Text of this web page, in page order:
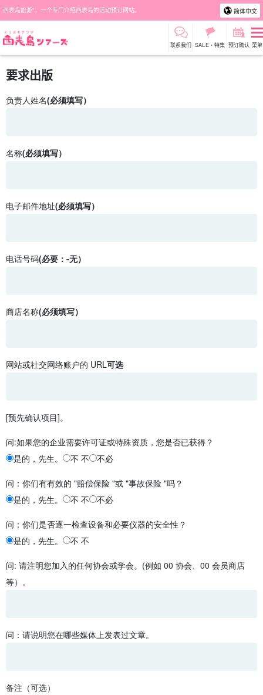
西表岛旅游"，一个专门介绍西表岛的活动预订网站。 简体中文
联系我们 SALE・特集 预订确认 菜单
要求出版
负责人姓名(必须填写）
名称(必须填写）
电子邮件地址(必须填写）
电话号码(必要：-无）
商店名称(必须填写）
网站或社交网络账户的 URL可选
[预先确认项目]。
问:如果您的企业需要许可证或特殊资质，您是否已获得？
是的，先生。
不 不 不必
问：你们有有效的 "赔偿保险 "或 "事故保险 "吗？
是的，先生。
不 不 不必
问：你们是否逐一检查设备和必要仪器的安全性？
是的，先生。
不 不
问: 请注明您加入的任何协会或学会。(例如 00 协会、00 会员商店
等）。
问：请说明您在哪些媒体上发表过文章。
备注（可选）